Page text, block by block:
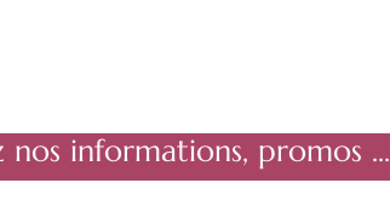
informations, promos ...